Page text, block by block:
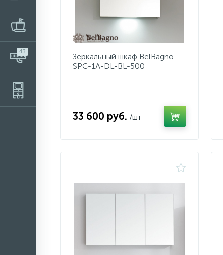
43
Зеркальный шкаф BelBagno
SPC-1A-DL-BL-500
33 600 руб. /шт